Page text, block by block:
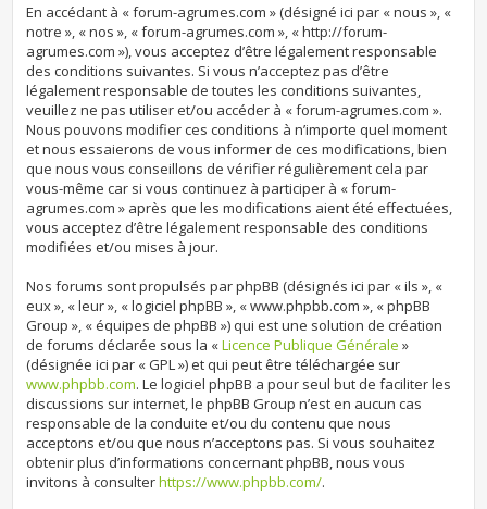
En accédant à « forum-agrumes.com » (désigné ici par « nous », «
notre », « nos », « forum-agrumes.com », « http://forum-
agrumes.com »), vous acceptez d’être légalement responsable
des conditions suivantes. Si vous n’acceptez pas d’être
légalement responsable de toutes les conditions suivantes,
veuillez ne pas utiliser et/ou accéder à « forum-agrumes.com ».
Nous pouvons modifier ces conditions à n’importe quel moment
et nous essaierons de vous informer de ces modifications, bien
que nous vous conseillons de vérifier régulièrement cela par
vous-même car si vous continuez à participer à « forum-
agrumes.com » après que les modifications aient été effectuées,
vous acceptez d’être légalement responsable des conditions
modifiées et/ou mises à jour.
Nos forums sont propulsés par phpBB (désignés ici par « ils », «
eux », « leur », « logiciel phpBB », « www.phpbb.com », « phpBB
Group », « équipes de phpBB ») qui est une solution de création
de forums déclarée sous la «Licence Publique Générale »
(désignée ici par « GPL ») et qui peut être téléchargée sur
www.phpbb.com. Le logiciel phpBB a pour seul but de faciliter les
discussions sur internet, le phpBB Group n’est en aucun cas
responsable de la conduite et/ou du contenu que nous
acceptons et/ou que nous n’acceptons pas. Si vous souhaitez
obtenir plus d’informations concernant phpBB, nous vous
invitons à consulterhttps://www.phpbb.com/.